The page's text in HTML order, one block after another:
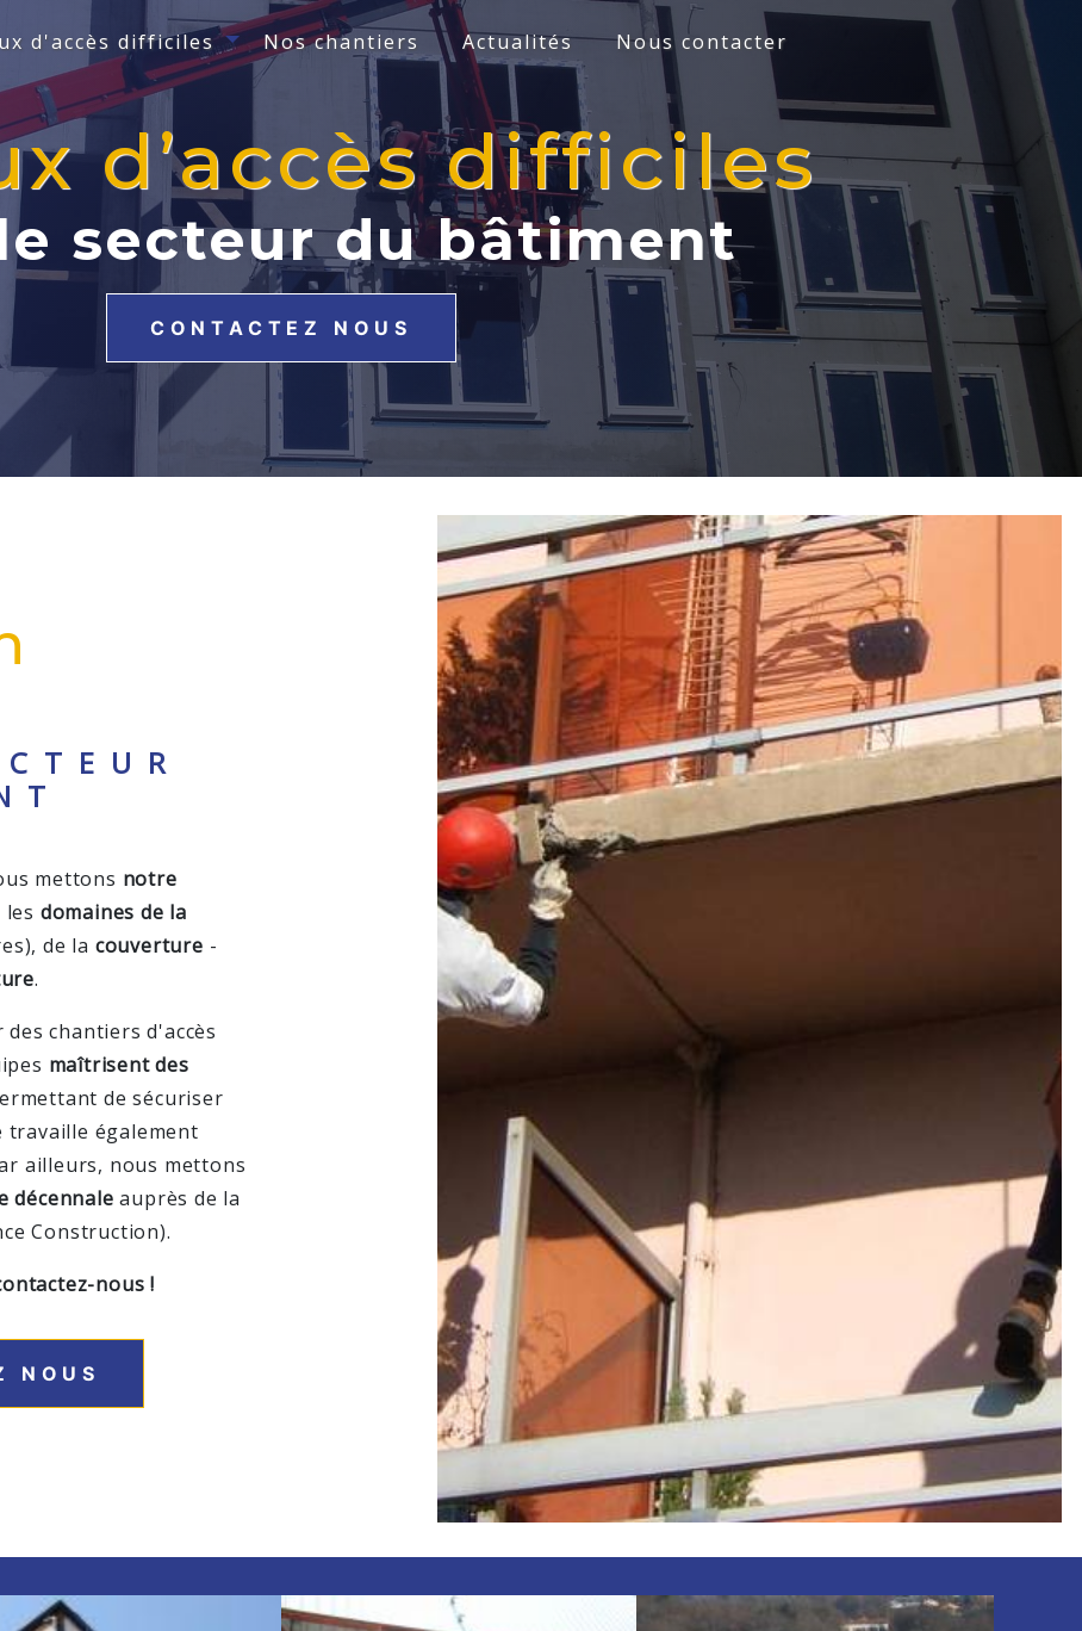
d'accès difficiles Nos chantiers Actualités Nous contacter
d’accès difficiles
secteur du bâtiment
CONTACTEZ NOUS
mettons notre
les domaines de la
de la couverture -
.
chantiers d'accès
maîtrisent des
de sécuriser
également
ailleurs, nous mettons
décennale auprès de la
Construction).
nous !
NOUS